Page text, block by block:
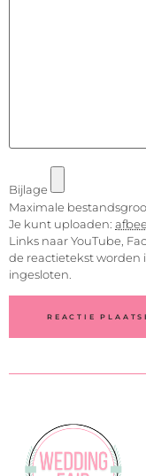
Bijlage
Maximale
Je kunt uploaden:
Links naar YouTube,
de reactietekst worden
ingesloten.